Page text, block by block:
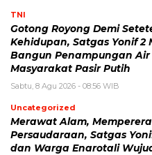
TNI
Gotong Royong Demi
Kehidupan, Satgas Yonif 2
Bangun Penampungan Air
Masyarakat Pasir Putih
Sabtu, 8 Agu 2026 - 08:56 WIB
Uncategorized
Merawat Alam,
Persaudaraan, Satgas
dan Warga Enarotali